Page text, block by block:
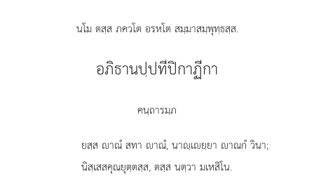
นโม ตสฺส ภควโต อรหโต สมฺมาสมฺพุทฺธสฺส.
อภิธานปฺปทีปิกาฏีกา
คนฺถารมฺภ
ยสฺส าณํ สทา าณํ, นาฺเยฺยา าณกํ วินา;
นิสฺเสสคุณยุตฺตสฺส, ตสฺส นตฺวา มเหสิโน.